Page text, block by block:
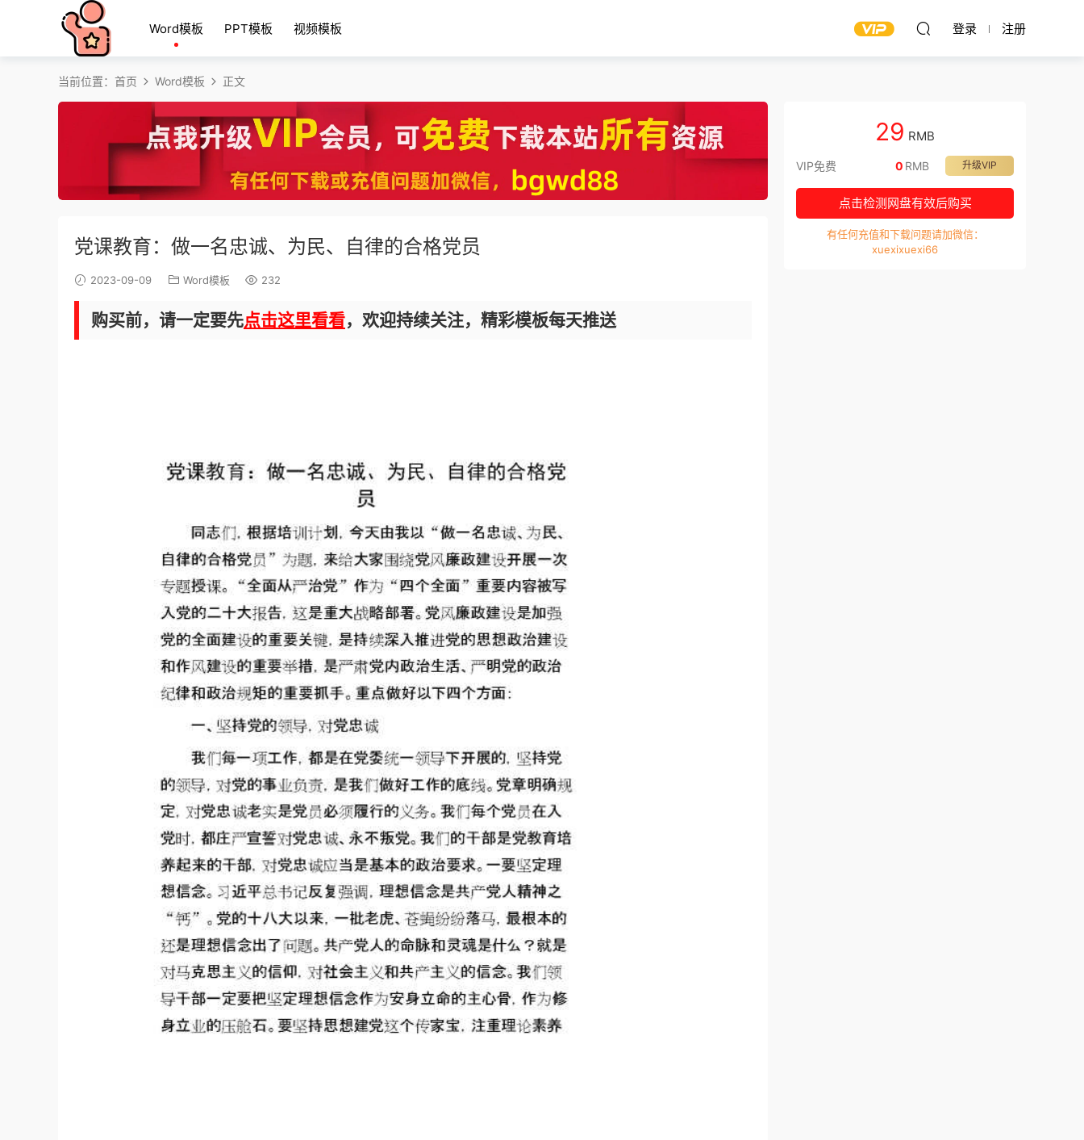
Word模板 PPT模板 视频模板 登录 注册
当前位置： 首页 Word模板 正文
党课教育：做一名忠诚、为民、自律的合格党员
2023-09-09 Word模板 232
购买前，请一定要先点击这里看看，欢迎持续关注，精彩模板每天推送
29 RMB
VIP免费 升级VIP
0 RMB
点击检测网盘有效后购买
有任何充值和下载问题请加微信：
xuexixuexi66